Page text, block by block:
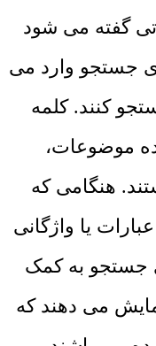
گفته می ‌شود
جستجو وارد می
کنند. کلمه
موضوعات،
هنگامی که
یا واژگانی
جستجو به کمک
می ‌دهند که